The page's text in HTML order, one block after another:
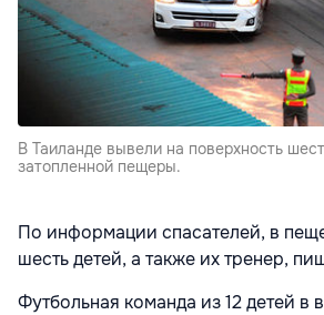
В Таиланде вывели на поверхность
затопленной пещеры.
По информации спасателей, в
шесть детей, а также их тренер,
Футбольная команда из 12 детей в